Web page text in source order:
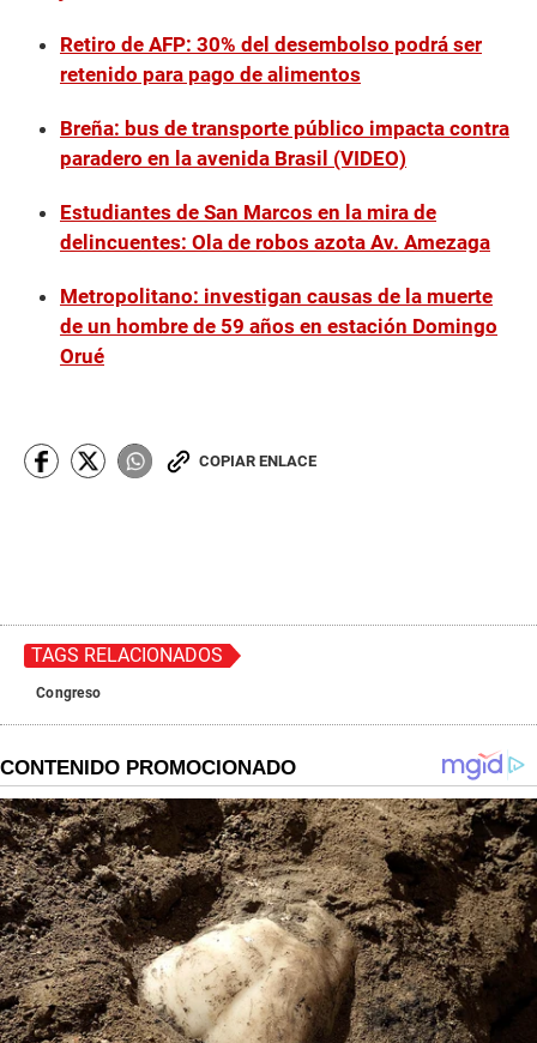
Retiro de AFP: 30% del desembolso podrá ser
retenido para pago de alimentos
Breña: bus de transporte público impacta contra
paradero en la avenida Brasil (VIDEO)
Estudiantes de San Marcos en la mira de
delincuentes: Ola de robos azota Av. Amezaga
Metropolitano: investigan causas de la muerte
de un hombre de 59 años en estación Domingo
Orué
COPIAR ENLACE
TAGS RELACIONADOS
Congreso